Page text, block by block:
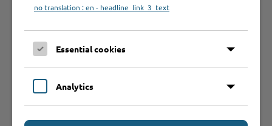
Seite auswählen
Online-Services
no translation : en - headline_link_3_text
Essential cookies
Analytics